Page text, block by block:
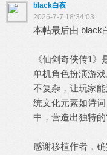
black白夜
2026-7-7 18:34:03
本帖最后由 black
《仙剑奇侠传1
单机角色扮演游
不复杂，让玩家
统文化元素如诗
中，营造出独特的
感谢移植作者，